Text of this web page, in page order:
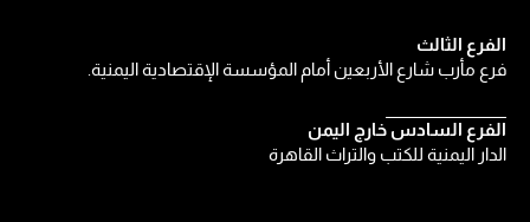
الفرع الثالث
فرع مأرب شارع الأربعين أمام المؤسسة الإقتصادية اليمنية.
الفرع السادس خارج اليمن
الدار اليمنية للكتب والتراث القاهرة